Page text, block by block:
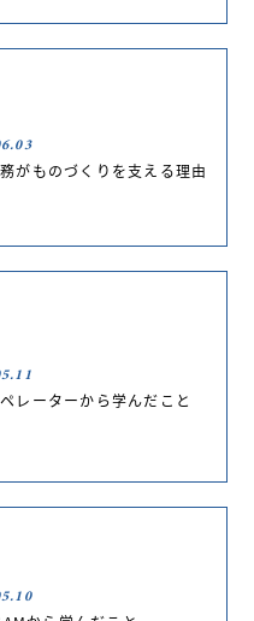
がものづくりを支える理由
レーターから学んだこと